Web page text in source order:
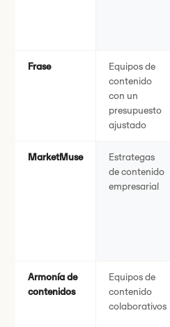
Frase
Equipos de
contenido
con un
presupuesto
ajustado
MarketMuse
Estrategas
de contenido
empresarial
Armonía de
contenidos
Equipos de
contenido
colaborativos